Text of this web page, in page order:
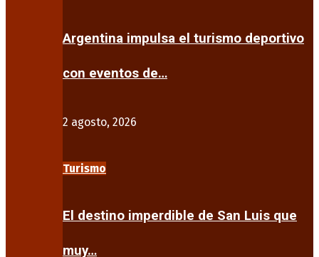
Argentina impulsa el turismo deportivo
con eventos de…
2 agosto, 2026
Turismo
El destino imperdible de San Luis que
muy…